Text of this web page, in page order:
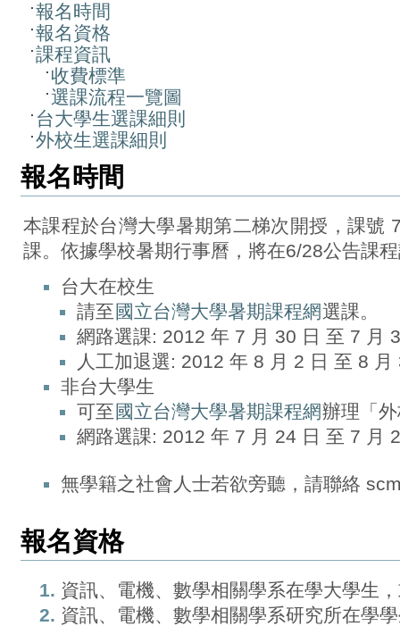
報名時間
報名資格
課程資訊
收費標準
選課流程一覽圖
台大學生選課細則
外校生選課細則
報名時間
本課程於台灣大學暑期第二梯次開授，課號
課。依據學校暑期行事曆，將在6/28公告課
台大在校生
請至 國立台灣大學暑期課程網選課。
網路選課: 2012 年 7 月 30 日 至 7 月
人工加退選: 2012 年 8 月 2 日 至 8 月
非台大學生
可至 國立台灣大學暑期課程網辦理「
網路選課: 2012 年 7 月 24 日 至 7 月
無學籍之社會人士若欲旁聽，請聯絡
報名資格
資訊、電機、數學相關學系在學大學生
資訊、電機、數學相關學系研究所在學